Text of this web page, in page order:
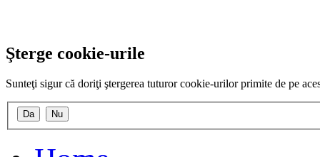
Şterge cookie-urile
Sunteţi sigur că doriţi ştergerea tuturor cookie-urilor primite de pe